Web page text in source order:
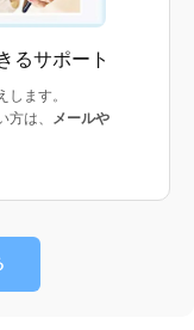
るサポート
ます。
は、 メールや